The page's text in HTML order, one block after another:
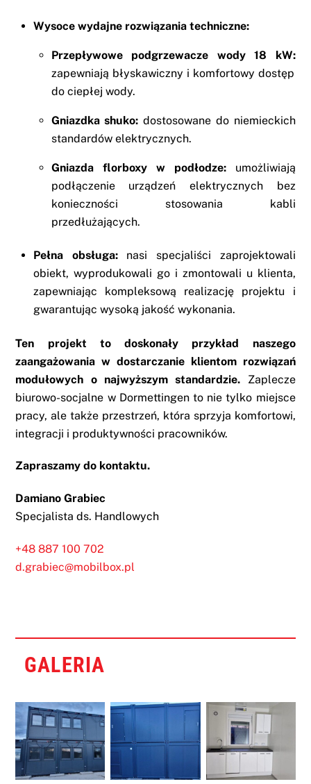
Wysoce wydajne rozwiązania techniczne:
Przepływowe podgrzewacze wody 18 kW:
zapewniają błyskawiczny i komfortowy dostęp
do ciepłej wody.
Gniazdka shuko: dostosowane do niemieckich
standardów elektrycznych.
Gniazda florboxy w podłodze:umożliwiają
podłączenie urządzeń elektrycznych bez
konieczności stosowania kabli
przedłużających.
Pełna obsługa:nasi specjaliści zaprojektowali
obiekt, wyprodukowali go i zmontowali u klienta,
zapewniając kompleksową realizację projektu i
gwarantując wysoką jakość wykonania.
Ten projekt to doskonały przykład naszego
zaangażowania w dostarczanie klientom rozwiązań
modułowych o najwyższym standardzie. Zaplecze
biurowo-socjalne w Dormettingen to nie tylko miejsce
pracy, ale także przestrzeń, która sprzyja komfortowi,
integracji i produktywności pracowników.
Zapraszamy do kontaktu.
Damiano Grabiec
Specjalista ds. Handlowych
+48 887 100 702
d.grabiec@mobilbox.pl
GALERIA